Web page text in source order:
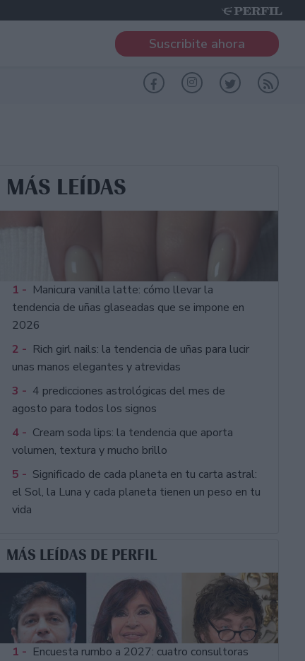
Suscribite ahora
MÁS LEÍDAS
1 - Manicura vanilla latte: cómo llevar la
tendencia de uñas glaseadas que se impone en
2026
2 - Rich girl nails: la tendencia de uñas para lucir
unas manos elegantes y atrevidas
3 - 4 predicciones astrológicas del mes de
agosto para todos los signos
4 - Cream soda lips: la tendencia que aporta
volumen, textura y mucho brillo
5 - Significado de cada planeta en tu carta astral:
el Sol, la Luna y cada planeta tienen un peso en tu
vida
MÁS LEÍDAS DE PERFIL
1 - Encuesta rumbo a 2027: cuatro consultoras